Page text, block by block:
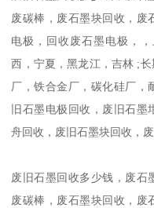
废碳棒，废石墨块回收，废
电极，回收废石墨电极，
西，宁夏，黑龙江，吉林 ;
厂，铁合金厂，碳化硅厂，
旧石墨电极回收，废旧石
舟回收，废旧石墨块回收，
废旧石墨回收多少钱，废石
废碳棒，废石墨块回收，废